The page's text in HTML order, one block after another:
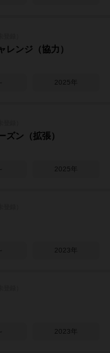
レンジ（協力）
2025年
ズン（拡張）
2025年
2023年
2023年